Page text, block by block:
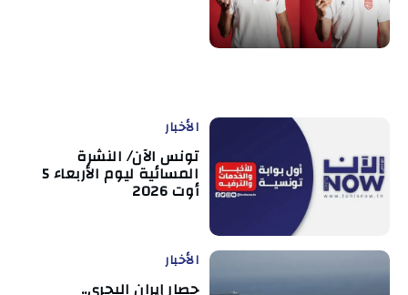
الأخبار
تونس الآن/ النشرة
المسائية ليوم الأربعاء 5
أوت 2026
الأخبار